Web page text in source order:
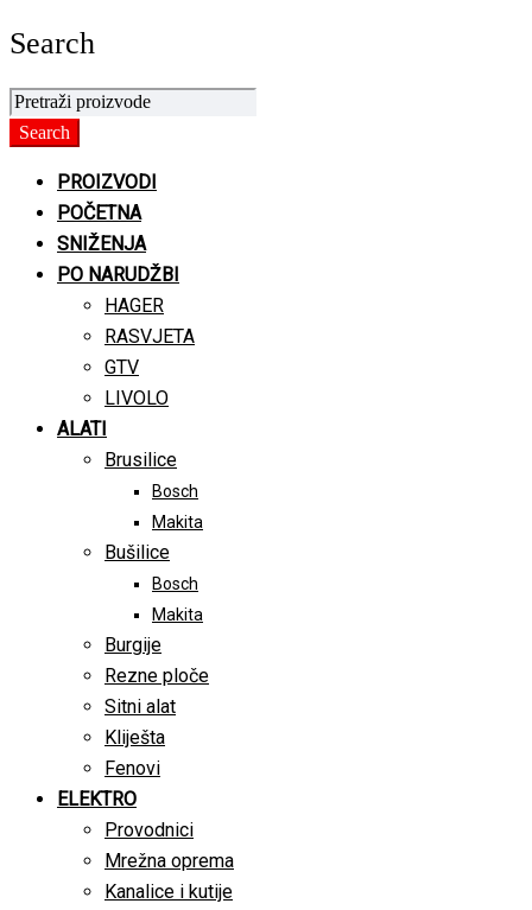
Search
PROIZVODI
POČETNA
SNIŽENJA
PO NARUDŽBI
HAGER
RASVJETA
GTV
LIVOLO
ALATI
Brusilice
Bosch
Makita
Bušilice
Bosch
Makita
Burgije
Rezne ploče
Sitni alat
Kliješta
Fenovi
ELEKTRO
Provodnici
Mrežna oprema
Kanalice i kutije